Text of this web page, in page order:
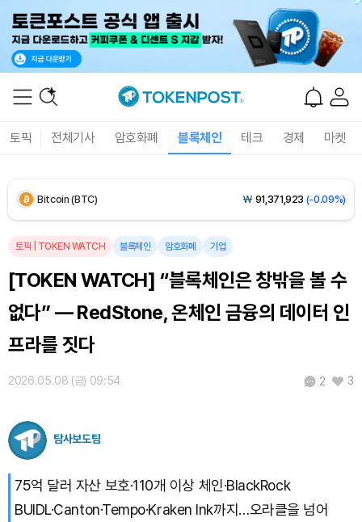
토픽 전체기사 암호화폐 블록체인 테크 경제 마켓
Solana (SOL) ₩107,682(+2.15%)
Bitcoin (BTC) ₩ 91,371,923 (-0.09%)
토픽 TOKEN WATCH 블록체인 암호화폐 기업
[TOKEN WATCH] “블록체인은 창밖을 볼 수
없다” — RedStone, 온체인 금융의 데이터 인
프라를 짓다
2026.05.08 (금) 09:54 2 3
탐사보도팀
75억 달러 자산 보호·110개 이상 체인·BlackRock
BUIDL·Canton·Tempo·Kraken Ink까지…오라클을 넘어